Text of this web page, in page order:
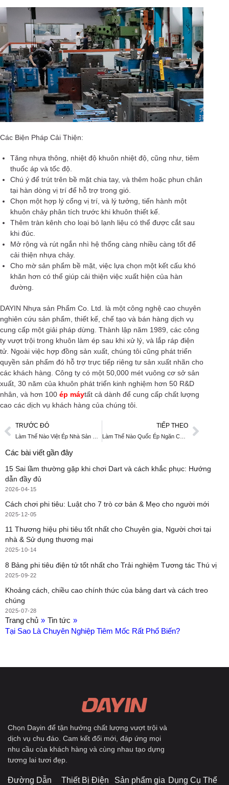
Các Biện Pháp Cải Thiện:
Tăng nhựa thông, nhiệt độ khuôn nhiệt độ, cũng như, tiêm
thuốc áp và tốc độ.
Chú ý để trút trên bề mặt chia tay, và thêm hoặc phun chân
tại hàn dòng vị trí để hỗ trợ trong gió.
Chọn một hợp lý cổng vị trí, và lý tưởng, tiến hành một
khuôn chảy phân tích trước khi khuôn thiết kế.
Thêm tràn kênh cho loại bỏ lạnh liệu có thể được cắt sau
khi đúc.
Mở rộng và rút ngắn nhì hệ thống càng nhiều càng tốt để
cải thiện nhựa chảy.
Cho mờ sản phẩm bề mặt, việc lựa chọn một kết cấu khó
khăn hơn có thể giúp cải thiện việc xuất hiện của hàn
đường.
DAYIN Nhựa sản Phẩm Co. Ltd. là một công nghệ cao chuyên
nghiên cứu sản phẩm, thiết kế, chế tạo và bán hàng dịch vụ
cung cấp một giải pháp dừng. Thành lập năm 1989, các công
ty vượt trội trong khuôn làm ép sau khi xử lý, và lắp ráp điện
tử. Ngoài việc hợp đồng sản xuất, chúng tôi cũng phát triển
quyền sản phẩm đó hỗ trợ trực tiếp riêng tư sản xuất nhãn cho
các khách hàng. Công ty có một 50,000 mét vuông cơ sở sản
xuất, 30 năm của khuôn phát triển kinh nghiệm hơn 50 R&D
nhân, và hơn 100 ép máytất cả dành để cung cấp chất lượng
cao các dịch vụ khách hàng của chúng tôi.
TRƯỚC ĐÓ TIẾP THEO
Làm Thế Nào Quốc Ép Ngăn Cản Mùi Hôi
Các bài viết gần đây
15 Sai lầm thường gặp khi chơi Dart và cách khắc phục: Hướng
dẫn đầy đủ
2026-04-15
Cách chơi phi tiêu: Luật cho 7 trò cơ bản & Mẹo cho người mới
2025-12-05
11 Thương hiệu phi tiêu tốt nhất cho Chuyên gia, Người chơi tại
nhà & Sử dụng thương mại
2025-10-14
8 Bảng phi tiêu điện tử tốt nhất cho Trải nghiệm Tương tác Thú vị
2025-09-22
Khoảng cách, chiều cao chính thức của bảng dart và cách treo
chúng
2025-07-28
Trang chủ » Tin tức »
Tại Sao Là Chuyên Nghiệp Tiêm Mốc Rất Phổ Biến?
Chọn Dayin để tận hưởng chất lượng vượt trội và
dịch vụ chu đáo. Cam kết đổi mới, đáp ứng mọi
nhu cầu của khách hàng và cùng nhau tạo dựng
tương lai tươi đẹp.
Đường Dẫn Thiết Bị Điện Sản phẩm gia Dụng Cụ Thể